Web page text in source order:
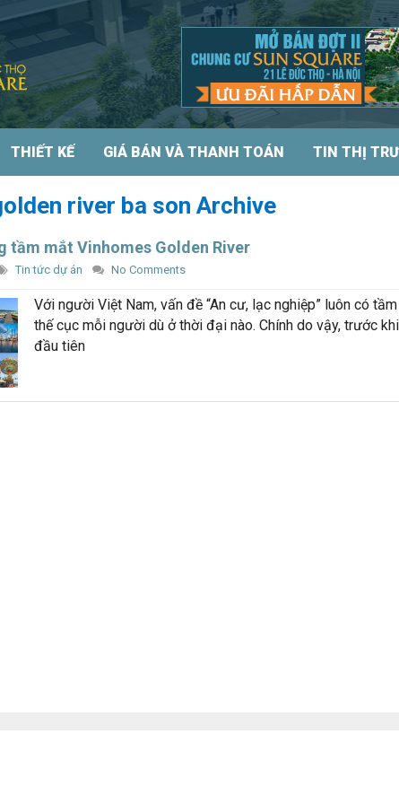
THIẾT KẾ GIÁ BÁN VÀ THANH TOÁN TIN THỊ
river ba son Archive
tầm mắt Vinhomes Golden River
Tin tức dự án No Comments
Với người Việt Nam, vấn đề “An cư, lạc nghiệp” luôn có
thế cục mỗi người dù ở thời đại nào. Chính do vậy, trước
đầu tiên